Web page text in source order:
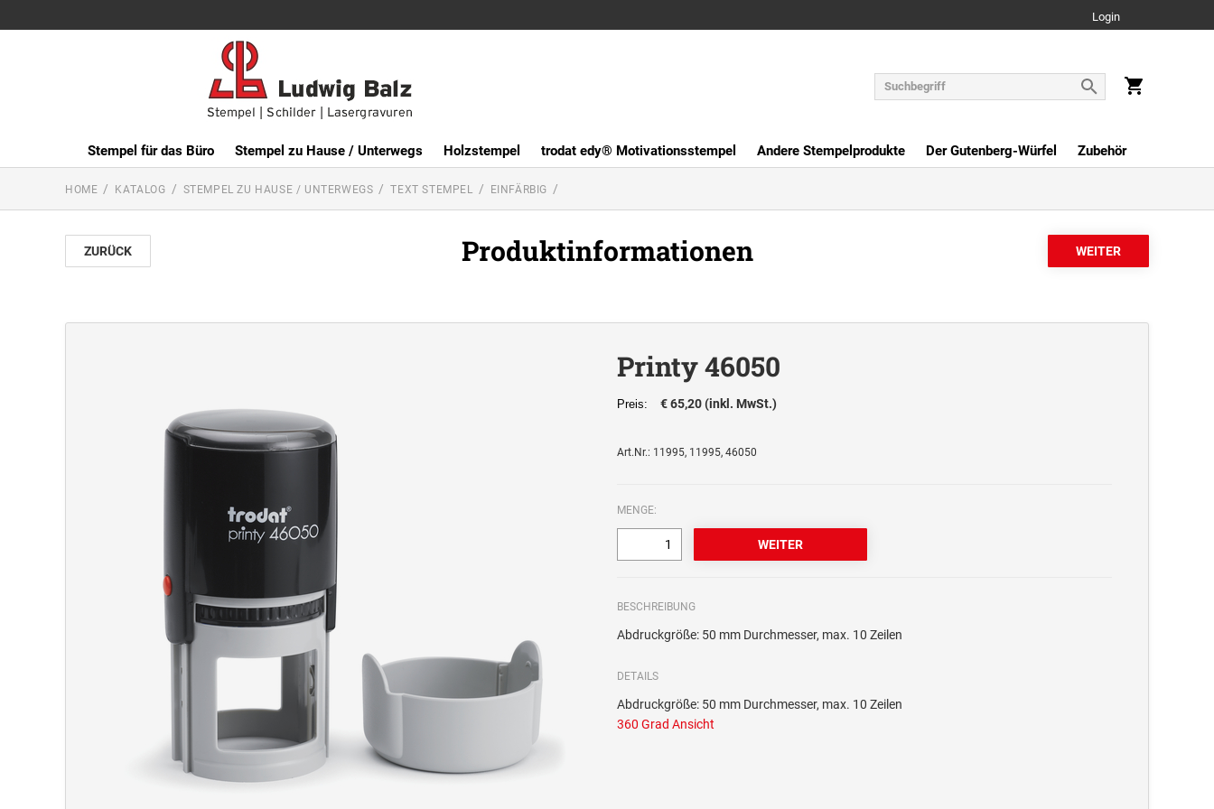
Login
Stempel für das Büro Stempel zu Hause / Unterwegs Holzstempel trodat edy® Motivationsstempel Andere Stempelprodukte Der Gutenberg-Würfel Zubehör
HOME KATALOG STEMPEL ZU HAUSE / UNTERWEGS TEXT STEMPEL EINFÄRBIG
ZURÜCK Produktinformationen
Printy 46050
Preis: € 65,20 (inkl. MwSt.)
Art.Nr.: 11995, 11995, 46050
MENGE:
BESCHREIBUNG
Abdruckgröße: 50 mm Durchmesser, max. 10 Zeilen
DETAILS
Abdruckgröße: 50 mm Durchmesser, max. 10 Zeilen
360 Grad Ansicht